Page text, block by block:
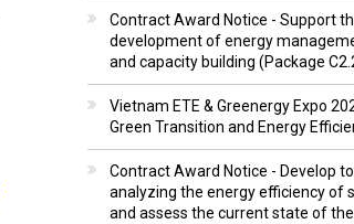
Contract Award Notice - Support
development of energy
and capacity building (Package
Vietnam ETE & Greenergy Expo
Green Transition and Energy
Contract Award Notice - Develop
analyzing the energy efficiency of
and assess the current state of